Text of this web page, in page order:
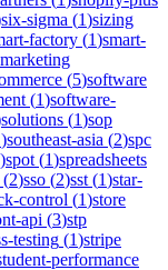
six-sigma (1)sizing
factory (1)smart-
(5)software
(1)software-
solutions (1)sop
)southeast-asia (2)spc
)spot (1)spreadsheets
(2)sso (2)sst (1)star-
control (1)store
api (3)stp
testing (1)stripe
performance